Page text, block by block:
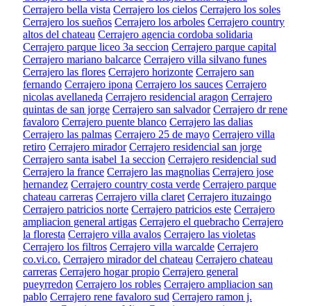
Cerrajero bella vista Cerrajero los cielos Cerrajero los soles
Cerrajero los sueños Cerrajero los arboles Cerrajero country
altos del chateau Cerrajero agencia cordoba solidaria
Cerrajero parque liceo 3a seccion Cerrajero parque capital
Cerrajero mariano balcarce Cerrajero villa silvano funes
Cerrajero las flores Cerrajero horizonte Cerrajero san
fernando Cerrajero ipona Cerrajero los sauces Cerrajero
nicolas avellaneda Cerrajero residencial aragon Cerrajero
quintas de san jorge Cerrajero san salvador Cerrajero dr rene
favaloro Cerrajero puente blanco Cerrajero las dalias
Cerrajero las palmas Cerrajero 25 de mayo Cerrajero villa
retiro Cerrajero mirador Cerrajero residencial san jorge
Cerrajero santa isabel 1a seccion Cerrajero residencial sud
Cerrajero la france Cerrajero las magnolias Cerrajero jose
hernandez Cerrajero country costa verde Cerrajero parque
chateau carreras Cerrajero villa claret Cerrajero ituzaingo
Cerrajero patricios norte Cerrajero patricios este Cerrajero
ampliacion general artigas Cerrajero el quebracho Cerrajero
la floresta Cerrajero villa avalos Cerrajero las violetas
Cerrajero los filtros Cerrajero villa warcalde Cerrajero
co.vi.co. Cerrajero mirador del chateau Cerrajero chateau
carreras Cerrajero hogar propio Cerrajero general
pueyrredon Cerrajero los robles Cerrajero ampliacion san
pablo Cerrajero rene favaloro sud Cerrajero ramon j.